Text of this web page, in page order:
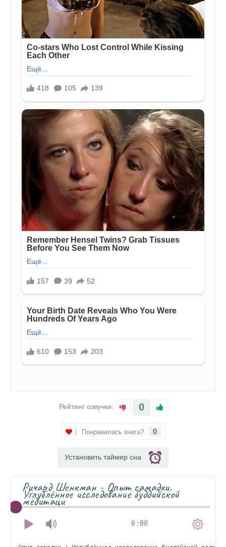
Рейтинг озвучки: 0
Понравилась книга? 0
Установить таймер сна
Ричард Шенкман - Опыт самадхи.
Углублённое исследование буддийской
медитаци
0:00